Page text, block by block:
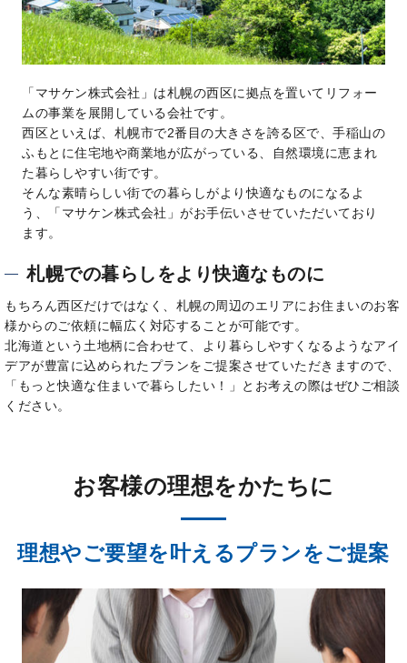
「マサケン株式会社」は札幌の西区に拠点を置いてリフォー
ムの事業を展開している会社です。
西区といえば、札幌市で2番目の大きさを誇る区で、手稲山の
ふもとに住宅地や商業地が広がっている、自然環境に恵まれ
た暮らしやすい街です。
そんな素晴らしい街での暮らしがより快適なものになるよ
う、「マサケン株式会社」がお手伝いさせていただいており
ます。
札幌での暮らしをより快適なものに
もちろん西区だけではなく、札幌の周辺のエリアにお住まいのお客
様からのご依頼に幅広く対応することが可能です。
北海道という土地柄に合わせて、より暮らしやすくなるようなアイ
デアが豊富に込められたプランをご提案させていただきますので、
「もっと快適な住まいで暮らしたい！」とお考えの際はぜひご相談
ください。
お客様の理想をかたちに
理想やご要望を叶えるプランをご提案